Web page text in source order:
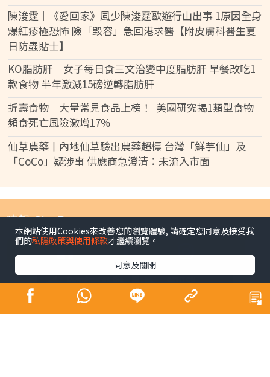
陳浚霆｜《愛回家》風少陳浚霆歐遊行山出事 1原因全身
爆紅疹極恐怖 險「毀容」急回港求醫【附皮膚科醫生夏
日防蟲貼士】
KO脂肪肝｜女子每日食三文治變中度脂肪肝 早餐改吃1
款食物 半年激減15磅逆轉脂肪肝
折壽食物｜大量常見食品上榜！ 美國研究揭1類型食物
頻食死亡風險激增17%
仙草農藥丨內地仙草驗出農藥超標 台灣「鮮芋仙」及
「CoCo」疑涉事 供應商急澄清：未流入市面
晴報 Sky Post
本網站使用Cookies來改善您的瀏覽體驗, 請確定您同意及接受我
們的私隱政策與使用條款才繼續瀏覽。
同意及關閉